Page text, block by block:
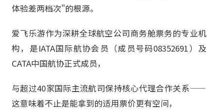
体验差两档次"的根源。
爱飞乐游作为深耕全球航空公司商务舱票务的专业机
构，是IATA国际航协会员（成员号码08352691）及
CATA中国航协正式成员，
与超过40家国际主流航司保持核心代理合作关系——
这意味着不止是能拿到的适用票价更有空间，